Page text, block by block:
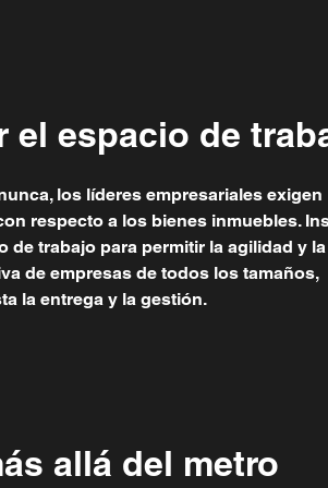
el espacio de
los líderes empresariales exigen
respecto a los bienes inmuebles.
de trabajo para permitir la agilidad y la
de empresas de todos los tamaños,
la entrega y la gestión.
allá del metro